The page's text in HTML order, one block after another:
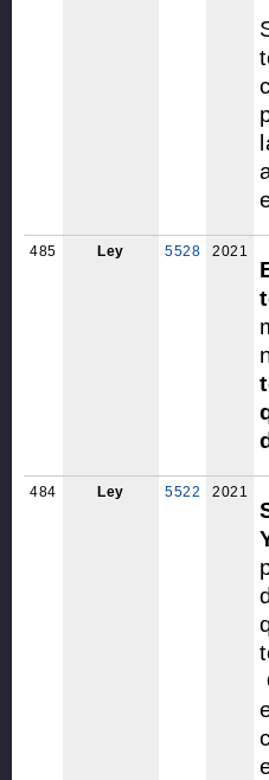
485 Ley 5528 2021
484 Ley 5522 2021